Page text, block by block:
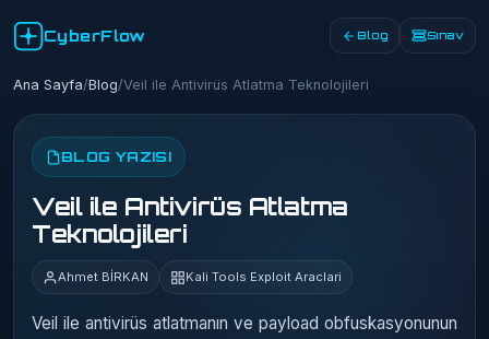
CyberFlow Blog Sınav
Ana Sayfa/Blog/Veil ile Antivirüs Atlatma Teknolojileri
BLOG YAZISI
Veil ile Antivirüs Atlatma
Teknolojileri
Ahmet BİRKAN Kali Tools Exploit Araclari
Veil ile antivirüs atlatmanın ve payload obfuskasyonunun